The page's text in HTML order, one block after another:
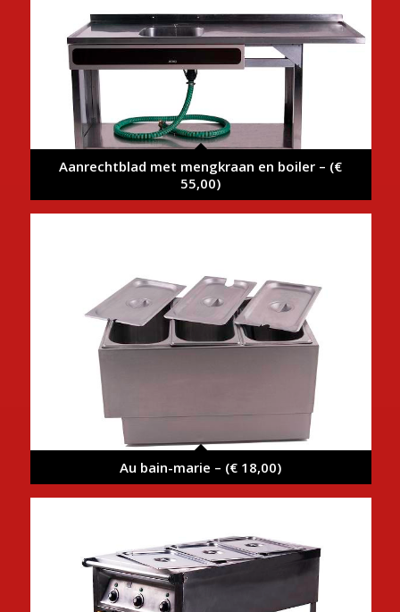
Aanrechtblad met mengkraan en boiler – (€
55,00)
Au bain-marie – (€ 18,00)